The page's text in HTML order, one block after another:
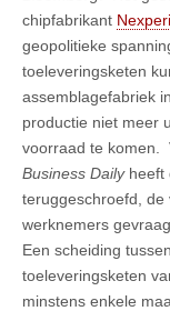
chipfabrikant
geopolitieke
toeleveringsketen
assemblagefabriek
productie niet meer
voorraad te komen.
Business Dailyheeft
teruggeschroefd, de
werknemers
Een scheiding
toeleveringsketen
minstens enkele